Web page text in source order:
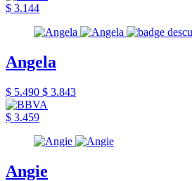
$ 3.144
Angela
$ 5.490 $ 3.843
$ 3.459
Angie